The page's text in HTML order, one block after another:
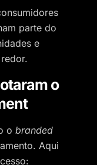
parte do
e
o
o branded
Aqui